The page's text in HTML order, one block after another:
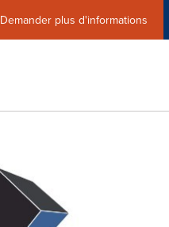
Demander plus d'informations